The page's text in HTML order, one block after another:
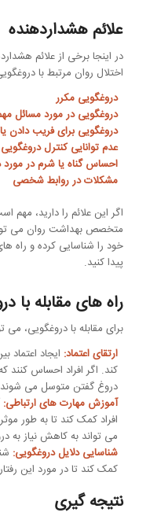
علائم هشداردهنده
در اینجا برخی از علائم
اختلال روان مرتبط با
دروغگویی مکرر
دروغگویی در مورد مسائل
دروغگویی برای فریب دادن
عدم توانایی کنترل دروغگویی
احساس گناه یا شرم در مورد
مشکلات در روابط شخصی
اگر این علائم را دارید،
متخصص بهداشت روان می
خود را شناسایی کرده و راه
پیدا کنید.
راه های مقابله با
برای مقابله با دروغگویی،
ارتقای اعتماد: ایجاد
کند. اگر افراد احساس کنند
دروغ گفتن متوسل می
آموزش مهارت های ارتباطی:
افراد کمک کند تا به طور
می تواند به کاهش نیاز به
شناسایی دلایل دروغگویی:
کمک کند تا در مورد این
نتیجه گیری